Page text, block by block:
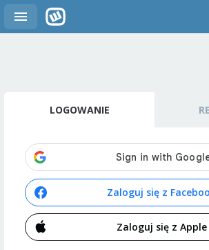
LOGOWANIE
Zaloguj się z
Zaloguj się z Apple